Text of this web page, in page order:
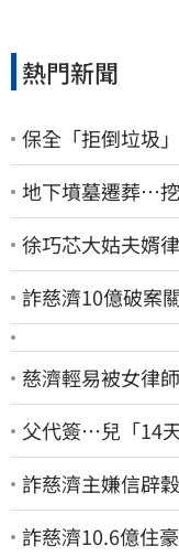
熱門新聞
保全「拒倒垃圾
地下墳墓遷葬…
徐巧芯大姑夫婿
詐慈濟10億破案
慈濟輕易被女律
父代簽…兒「14
詐慈濟主嫌信辟
詐慈濟10.6億住